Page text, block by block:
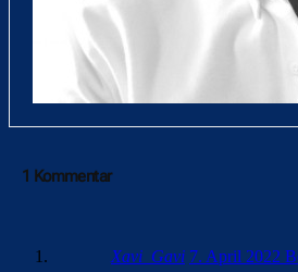
1 Kommentar
Xavi_Gavi 7. April 2022